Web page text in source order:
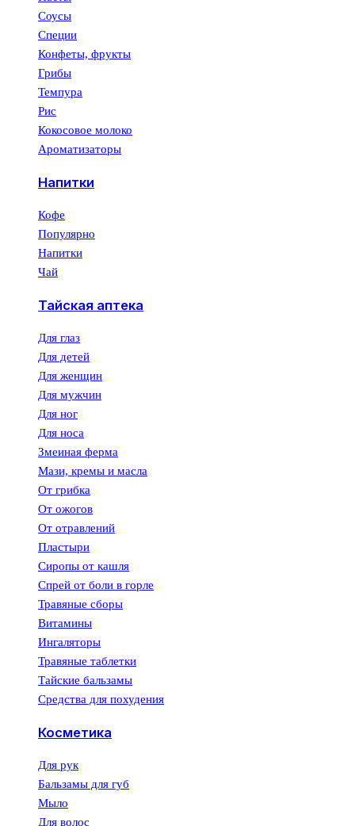
Соусы
Специи
Конфеты, фрукты
Грибы
Темпура
Рис
Кокосовое молоко
Ароматизаторы
Напитки
Кофе
Популярно
Напитки
Чай
Тайская аптека
Для глаз
Для детей
Для женщин
Для мужчин
Для ног
Для носа
Змеиная ферма
Мази, кремы и масла
От грибка
От ожогов
От отравлений
Пластыри
Сиропы от кашля
Спрей от боли в горле
Травяные сборы
Витамины
Ингаляторы
Травяные таблетки
Тайские бальзамы
Средства для похудения
Косметика
Для рук
Бальзамы для губ
Мыло
Для волос